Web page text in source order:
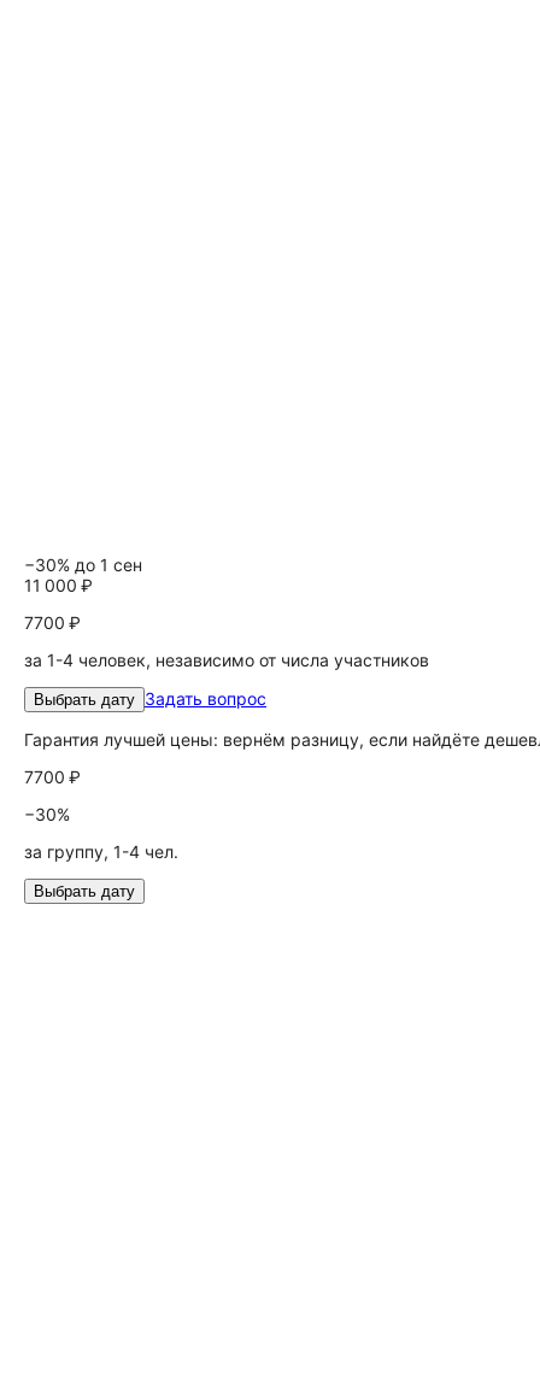
−30% до 1 сен
11 000 ₽
7700 ₽
за 1-4 человек, независимо от числа участников
Выбрать дату Задать вопрос
Гарантия лучшей цены: вернём разницу, если найдёте
7700 ₽
−30%
за группу, 1-4 чел.
Выбрать дату